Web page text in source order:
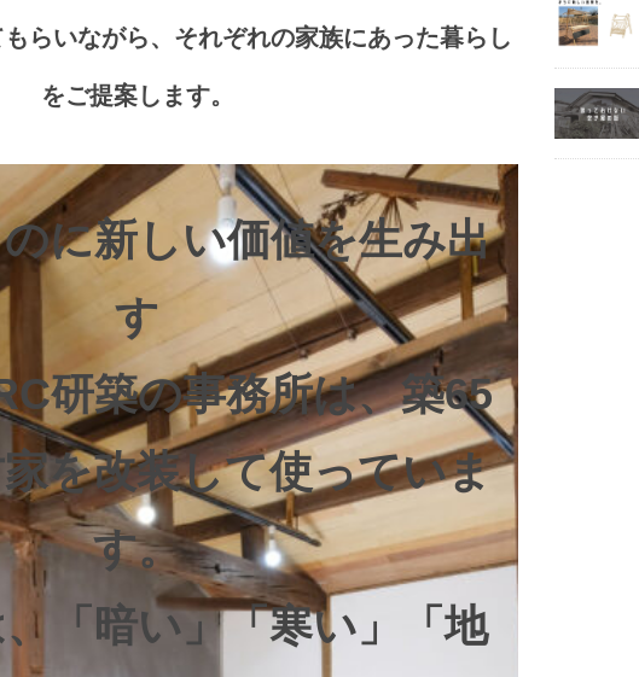
らいながら、それぞれの家族にあった暮らし
をご提案します。
に新しい価値を生み出
す
研築の事務所は、築65
を改装して使っていま
す。
「暗い」「寒い」「地